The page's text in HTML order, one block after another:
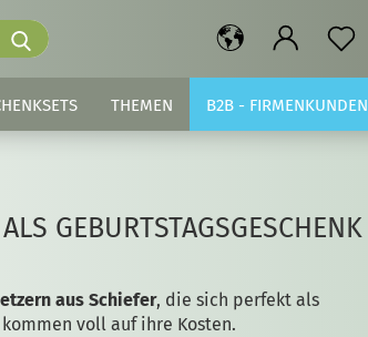
THEMEN B2B - FIRMENKUNDEN
GEBURTSTAGSGESCHENK
aus Schiefer, die sich perfekt als
voll auf ihre Kosten.